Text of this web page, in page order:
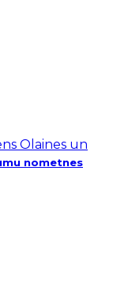
nometnes
Olaines un